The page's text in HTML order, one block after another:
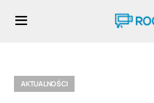
AKTUALNOŚCI